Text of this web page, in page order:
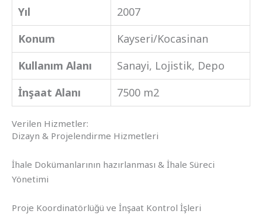
Yıl
2007
Konum
Kayseri/Kocasinan
Kullanım Alanı
Sanayi, Lojistik, Depo
İnşaat Alanı
7500 m2
Verilen Hizmetler:
Dizayn & Projelendirme Hizmetleri
İhale Dokümanlarının hazırlanması & İhale Süreci
Yönetimi
Proje Koordinatörlüğü ve İnşaat Kontrol İşleri